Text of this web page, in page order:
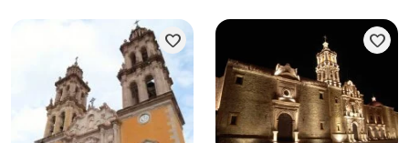
favorite favorite